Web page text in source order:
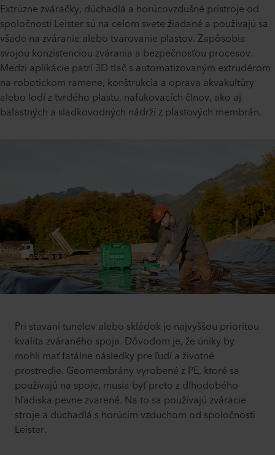
Extrúzne zváračky, dúchadlá a horúcovzdušné prístroje od
spoločnosti Leister sú na celom svete žiadané a používajú sa
všade na zváranie alebo tvarovanie plastov. Zapôsobia
svojou konzistenciou zvárania a bezpečnosťou procesov.
Medzi aplikácie patrí 3D tlač s automatizovaným extrudérom
na robotickom ramene, konštrukcia a oprava akvakultúry
alebo lodí z tvrdého plastu, nafukovacích člnov, ako aj
balastných a sladkovodných nádrží z plastových membrán.
Pri stavaní tunelov alebo skládok je najvyššou prioritou
kvalita zváraného spoja. Dôvodom je, že úniky by
mohli mať fatálne následky pre ľudí a životné
prostredie. Geomembrány vyrobené z PE, ktoré sa
používajú na spoje, musia byť preto z dlhodobého
hľadiska pevne zvarené. Na to sa používajú zváracie
stroje a dúchadlá s horúcim vzduchom od spoločnosti
Leister.